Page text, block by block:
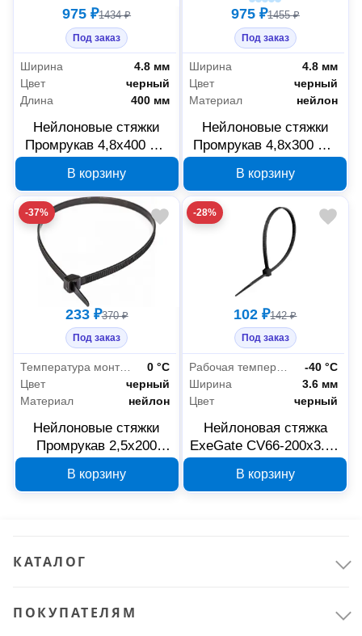
975 ₽1434 ₽
Под заказ
Ширина
4.8 мм
Цвет
черный
Длина
400 мм
Нейлоновые стяжки
Промрукав 4,8х400 мм
PR08.3079
В корзину
975 ₽1455 ₽
Под заказ
Ширина
4.8 мм
Цвет
черный
Материал
нейлон
Нейлоновые стяжки
Промрукав 4,8x300 мм
PR08.3077
В корзину
-37%
233 ₽370 ₽
Под заказ
Температура монтажа Min
0 °С
Цвет
черный
Материал
нейлон
Нейлоновые стяжки
Промрукав 2,5x200
PR08.3065
В корзину
-28%
102 ₽142 ₽
Под заказ
Рабочая температура Min
-40 °С
Ширина
3.6 мм
Цвет
черный
Нейлоновая стяжка
ExeGate CV66-200x3.6B
В корзину
КАТАЛОГ
ПОКУПАТЕЛЯМ